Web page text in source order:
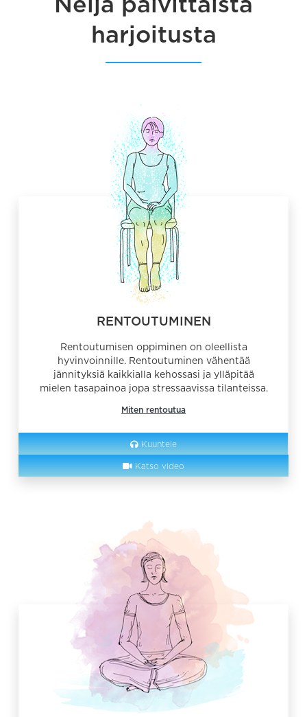
harjoitusta
RENTOUTUMINEN
Rentoutumisen oppiminen on oleellista
hyvinvoinnille. Rentoutuminen vähentää
jännityksiä kaikkialla kehossasi ja ylläpitää
mielen tasapainoa jopa stressaavissa tilanteissa.
Miten rentoutua
Kuuntele
Katso video